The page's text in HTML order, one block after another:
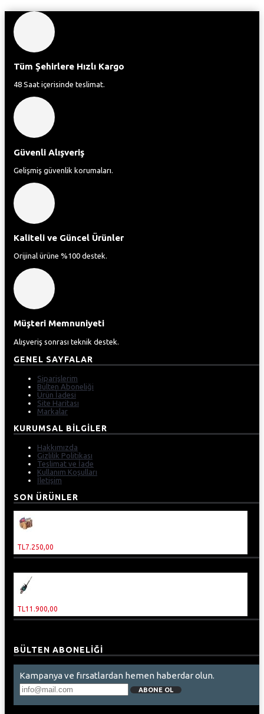
Tüm Şehirlere Hızlı Kargo
48 Saat içerisinde teslimat.
Güvenli Alışveriş
Gelişmiş güvenlik korumaları.
Kaliteli ve Güncel Ürünler
Orijinal ürüne %100 destek.
Müşteri Memnuniyeti
Alışveriş sonrası teknik destek.
GENEL SAYFALAR
Siparişlerim
Bülten Aboneliği
Ürün İadesi
Site Haritası
Markalar
KURUMSAL BILGILER
Hakkımızda
Gizlilik Politikası
Teslimat ve İade
Kullanım Koşulları
İletişim
SON ÜRÜNLER
TL7.250,00
TL11.900,00
BÜLTEN ABONELIĞI
Kampanya ve fırsatlardan hemen haberdar olun.
ABONE OL